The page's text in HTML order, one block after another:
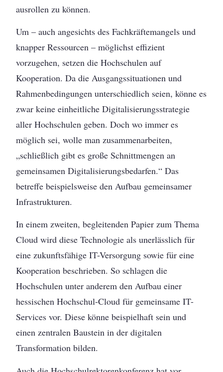
ausrollen zu können.
Um – auch angesichts des Fachkräftemangels und
knapper Ressourcen – möglichst effizient
vorzugehen, setzen die Hochschulen auf
Kooperation. Da die Ausgangssituationen und
Rahmenbedingungen unterschiedlich seien, könne es
zwar keine einheitliche Digitalisierungsstrategie
aller Hochschulen geben. Doch wo immer es
möglich sei, wolle man zusammenarbeiten,
„schließlich gibt es große Schnittmengen an
gemeinsamen Digitalisierungsbedarfen.“ Das
betreffe beispielsweise den Aufbau gemeinsamer
Infrastrukturen.
In einem zweiten, begleitenden Papier zum Thema
Cloud wird diese Technologie als unerlässlich für
eine zukunftsfähige IT-Versorgung sowie für eine
Kooperation beschrieben. So schlagen die
Hochschulen unter anderem den Aufbau einer
hessischen Hochschul-Cloud für gemeinsame IT-
Services vor. Diese könne beispielhaft sein und
einen zentralen Baustein in der digitalen
Transformation bilden.